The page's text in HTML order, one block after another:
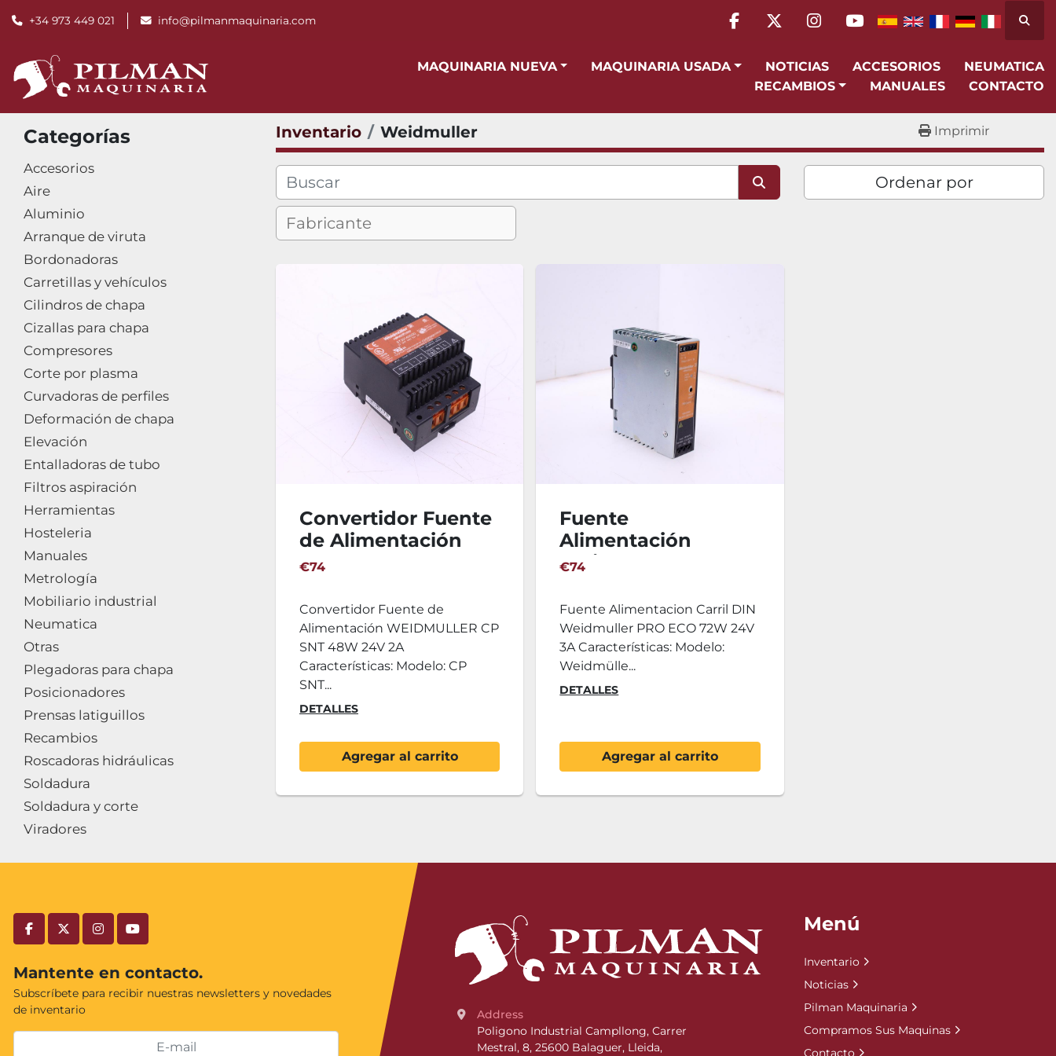
+34 973 449 021 info@pilmanmaquinaria.com
facebook
twitterinstagram
youtube
MAQUINARIA NUEVA MAQUINARIA USADA NOTICIAS ACCESORIOS
NEUMATICA
RECAMBIOS
MANUALES CONTACTO
Categorías
Accesorios
Aire
Aluminio
Arranque de viruta
Bordonadoras
Carretillas y vehículos
Cilindros de chapa
Cizallas para chapa
Compresores
Corte por plasma
Curvadoras de perfiles
Deformación de chapa
Elevación
Entalladoras de tubo
Filtros aspiración
Herramientas
Hosteleria
Manuales
Metrología
Mobiliario industrial
Neumatica
Otras
Plegadoras para chapa
Posicionadores
Prensas latiguillos
Recambios
Roscadoras hidráulicas
Soldadura
Soldadura y corte
Viradores
Inventario Weidmuller Imprimir
Ordenar por
Convertidor Fuente
de Alimentación
WEIDMULLER CP
€74
Convertidor Fuente de
Alimentación WEIDMULLER CP
SNT 48W 24V 2A
Características: Modelo: CP
SNT...
DETALLES
Agregar al carrito
Fuente
Alimentación
Weidmuller PRO
€74
Fuente Alimentacion Carril DIN
Weidmuller PRO ECO 72W 24V
3A Características: Modelo:
Weidmülle...
DETALLES
Agregar al carrito
facebooktwitterinstagramyoutube
Mantente en contacto.
Subscríbete para recibir nuestras newsletters y novedades
de inventario
Address
Poligono Industrial Campllong, Carrer
Mestral, 8, 25600 Balaguer, Lleida,
Menú
Inventario
Noticias
Pilman Maquinaria
Compramos Sus Maquinas
Contacto